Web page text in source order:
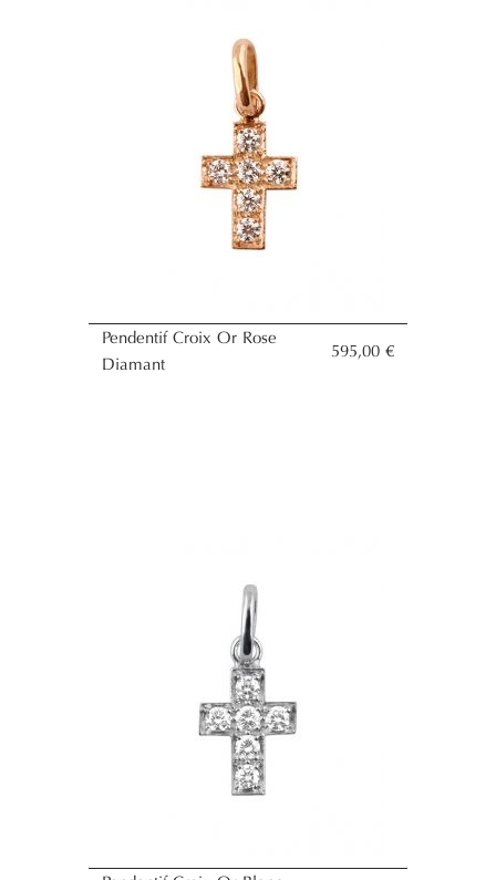
Pendentif Croix Or Rose
Diamant
595,00 €